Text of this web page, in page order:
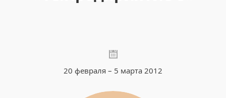
20 февраля – 5 марта 2012